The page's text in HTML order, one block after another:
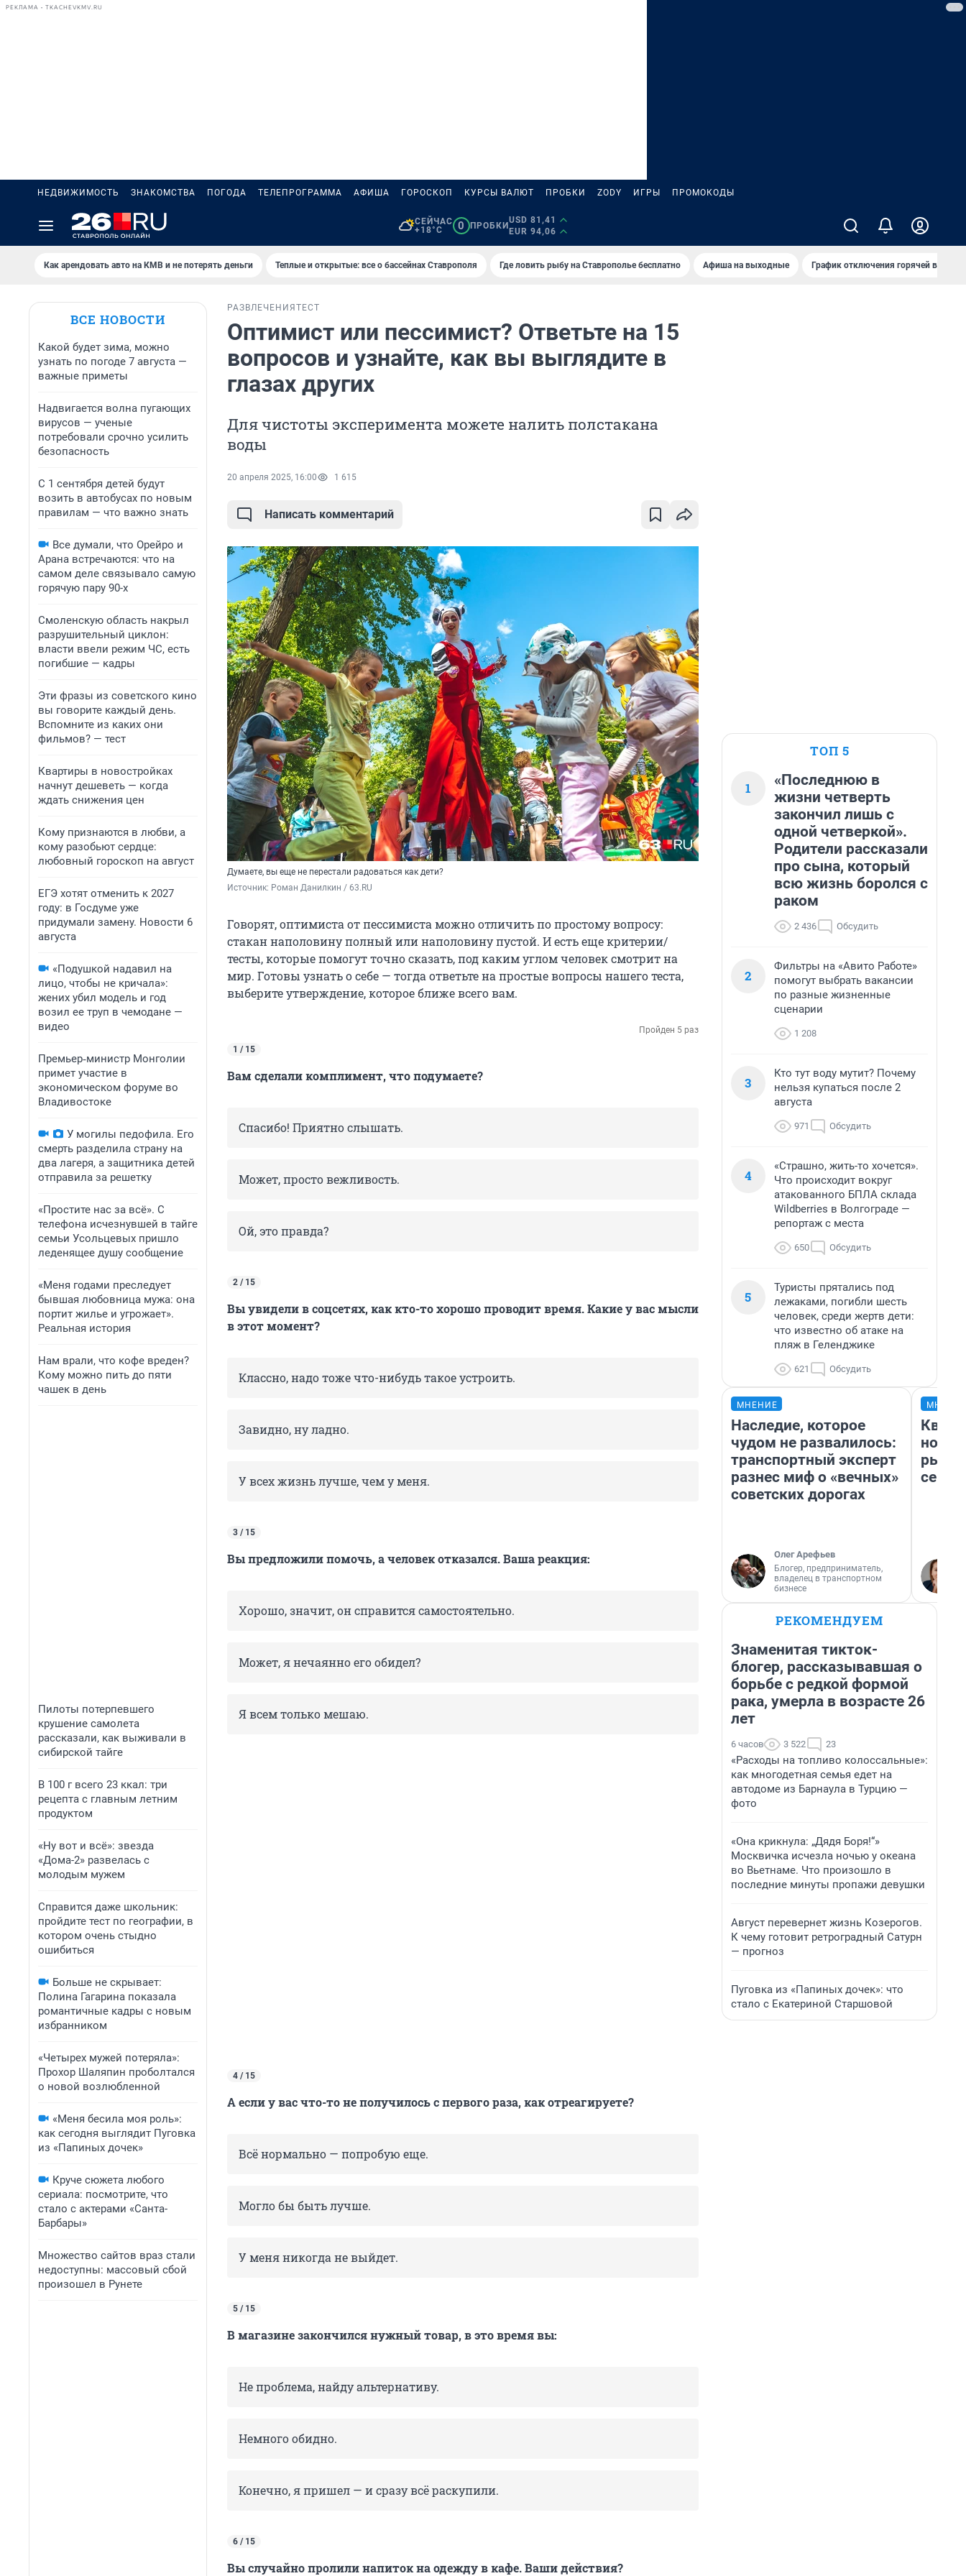
РЕКЛАМА • TKACHEVKMV.RU
НЕДВИЖИМОСТЬ ЗНАКОМСТВА ПОГОДА ТЕЛЕПРОГРАММА АФИША ГОРОСКОП КУРСЫ ВАЛЮТ ПРОБКИ ZODY ИГРЫ ПРОМОКОДЫ
СЕЙЧАС
+18°C
0 ПРОБКИ
USD 81,41
EUR 94,06
Как арендовать авто на КМВ и не потерять деньги Теплые и открытые: все о бассейнах Ставрополя Где ловить рыбу на Ставрополье бесплатно Афиша на выходные График отключения горячей воды в
ВСЕ НОВОСТИ
Какой будет зима, можно
узнать по погоде 7 августа —
важные приметы
Надвигается волна пугающих
вирусов — ученые
потребовали срочно усилить
безопасность
С 1 сентября детей будут
возить в автобусах по новым
правилам — что важно знать
Все думали, что Орейро и
Арана встречаются: что на
самом деле связывало самую
горячую пару 90-х
Смоленскую область накрыл
разрушительный циклон:
власти ввели режим ЧС, есть
погибшие — кадры
Эти фразы из советского кино
вы говорите каждый день.
Вспомните из каких они
фильмов? — тест
Квартиры в новостройках
начнут дешеветь — когда
ждать снижения цен
Кому признаются в любви, а
кому разобьют сердце:
любовный гороскоп на август
ЕГЭ хотят отменить к 2027
году: в Госдуме уже
придумали замену. Новости 6
августа
«Подушкой надавил на
лицо, чтобы не кричала»:
жених убил модель и год
возил ее труп в чемодане —
видео
Премьер‑министр Монголии
примет участие в
экономическом форуме во
Владивостоке
У могилы педофила. Его
смерть разделила страну на
два лагеря, а защитника детей
отправила за решетку
«Простите нас за всё». С
телефона исчезнувшей в тайге
семьи Усольцевых пришло
леденящее душу сообщение
«Меня годами преследует
бывшая любовница мужа: она
портит жилье и угрожает».
Реальная история
Нам врали, что кофе вреден?
Кому можно пить до пяти
чашек в день
Пилоты потерпевшего
крушение самолета
рассказали, как выживали в
сибирской тайге
В 100 г всего 23 ккал: три
рецепта с главным летним
продуктом
«Ну вот и всё»: звезда
«Дома-2» развелась с
молодым мужем
Справится даже школьник:
пройдите тест по географии, в
котором очень стыдно
ошибиться
Больше не скрывает:
Полина Гагарина показала
романтичные кадры с новым
избранником
«Четырех мужей потеряла»:
Прохор Шаляпин проболтался
о новой возлюбленной
«Меня бесила моя роль»:
как сегодня выглядит Пуговка
из «Папиных дочек»
Круче сюжета любого
сериала: посмотрите, что
стало с актерами «Санта-
Барбары»
Множество сайтов враз стали
недоступны: массовый сбой
произошел в Рунете
РАЗВЛЕЧЕНИЯ ТЕСТ
Оптимист или пессимист? Ответьте на 15
вопросов и узнайте, как вы выглядите в
глазах других
Для чистоты эксперимента можете налить полстакана
воды
20 апреля 2025, 16:00 1 615
Написать комментарий
Думаете, вы еще не перестали радоваться как дети?
Источник: Роман Данилкин / 63.RU
Говорят, оптимиста от пессимиста можно отличить по простому вопросу:
стакан наполовину полный или наполовину пустой. И есть еще критерии/
тесты, которые помогут точно сказать, под каким углом человек смотрит на
мир. Готовы узнать о себе — тогда ответьте на простые вопросы нашего теста,
выберите утверждение, которое ближе всего вам.
Пройден 5 раз
1 / 15
Вам сделали комплимент, что подумаете?
Спасибо! Приятно слышать.
Может, просто вежливость.
Ой, это правда?
2 / 15
Вы увидели в соцсетях, как кто-то хорошо проводит время. Какие у вас мысли
в этот момент?
Классно, надо тоже что-нибудь такое устроить.
Завидно, ну ладно.
У всех жизнь лучше, чем у меня.
3 / 15
Вы предложили помочь, а человек отказался. Ваша реакция:
Хорошо, значит, он справится самостоятельно.
Может, я нечаянно его обидел?
Я всем только мешаю.
4 / 15
А если у вас что-то не получилось с первого раза, как отреагируете?
Всё нормально — попробую еще.
Могло бы быть лучше.
У меня никогда не выйдет.
5 / 15
В магазине закончился нужный товар, в это время вы:
Не проблема, найду альтернативу.
Немного обидно.
Конечно, я пришел — и сразу всё раскупили.
6 / 15
Вы случайно пролили напиток на одежду в кафе. Ваши действия?
ТОП 5
1
«Последнюю в
жизни четверть
закончил лишь с
одной четверкой».
Родители рассказали
про сына, который
всю жизнь боролся с
раком
2 436 Обсудить
2
Фильтры на «Авито Работе»
помогут выбрать вакансии
по разные жизненные
сценарии
1 208
3
Кто тут воду мутит? Почему
нельзя купаться после 2
августа
971 Обсудить
4
«Страшно, жить-то хочется».
Что происходит вокруг
атакованного БПЛА склада
Wildberries в Волгограде —
репортаж с места
650 Обсудить
5
Туристы прятались под
лежаками, погибли шесть
человек, среди жертв дети:
что известно об атаке на
пляж в Геленджике
621 Обсудить
МНЕНИЕ
Наследие, которое
чудом не развалилось:
транспортный эксперт
разнес миф о «вечных»
советских дорогах
Олег Арефьев
Блогер, предприниматель,
владелец в транспортном
бизнесе
но
РЕКОМЕНДУЕМ
Знаменитая тикток-
блогер, рассказывавшая о
борьбе с редкой формой
рака, умерла в возрасте 26
лет
6 часов 3 522 23
«Расходы на топливо колоссальные»:
как многодетная семья едет на
автодоме из Барнаула в Турцию —
фото
«Она крикнула: „Дядя Боря!“»
Москвичка исчезла ночью у океана
во Вьетнаме. Что произошло в
последние минуты пропажи девушки
Август перевернет жизнь Козерогов.
К чему готовит ретроградный Сатурн
— прогноз
Пуговка из «Папиных дочек»: что
стало с Екатериной Старшовой